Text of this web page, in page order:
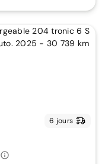
6 jours